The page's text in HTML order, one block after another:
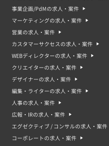
事業企画/PdMの求人・案件
マーケティングの求人・案件
営業の求人・案件
カスタマーサクセスの求人・案件
WEBディレクターの求人・案件
クリエイターの求人・案件
デザイナーの求人・案件
編集・ライターの求人・案件
人事の求人・案件
広報・IRの求人・案件
エグゼクティブ / コンサルの求人・案件
コーポレートの求人・案件